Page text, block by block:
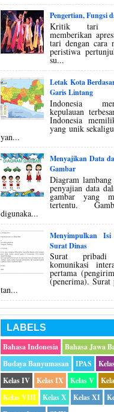
Pengertian, Fungsi
Kritik tari
memberikan
tari dengan cara
peristiwa
su...
Letak Kota
Garis Lintang
Indonesia
kepulauan
Indonesia
yang unik
yan...
Menyajikan Data
Gambar
Diagram
penyajian data
gambar yang
tertentu.
digunaka...
Menyimpulkan
Surat Dinas
Surat pribadi
komunikasi
pertama
(penerima).
tan...
LABELS
Bahasa Indonesia
Bahasa Jawa
Budaya Banyumasan
IPAS
Kelas IV
Kelas IX Kelas V
Kelas VIII
Kelas X Kelas XI